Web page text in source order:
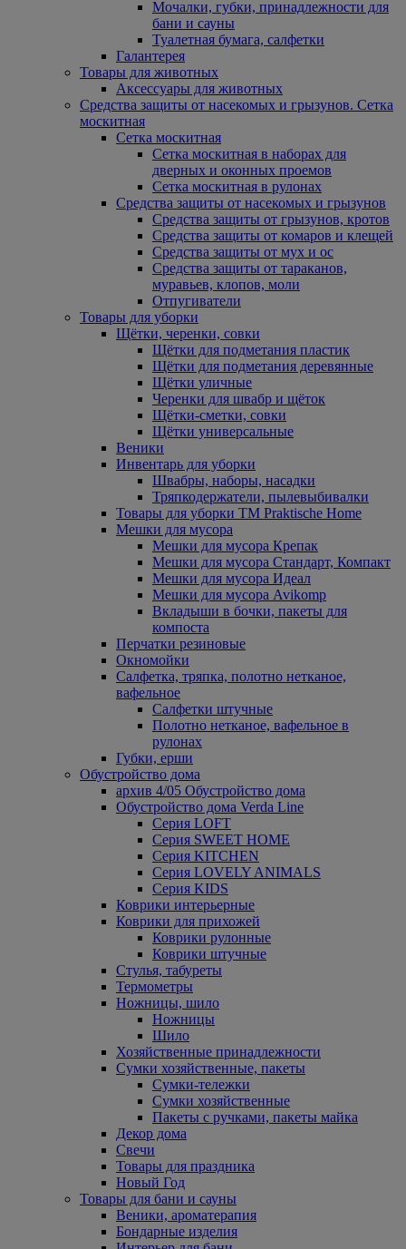
Мочалки, губки, принадлежности для
бани и сауны
Туалетная бумага, салфетки
Галантерея
Товары для животных
Аксессуары для животных
Средства защиты от насекомых и грызунов. Сетка
москитная
Сетка москитная
Сетка москитная в наборах для
дверных и оконных проемов
Сетка москитная в рулонах
Средства защиты от насекомых и грызунов
Средства защиты от грызунов, кротов
Средства защиты от комаров и клещей
Средства защиты от мух и ос
Средства защиты от тараканов,
муравьев, клопов, моли
Отпугиватели
Товары для уборки
Щётки, черенки, совки
Щётки для подметания пластик
Щётки для подметания деревянные
Щётки уличные
Черенки для швабр и щёток
Щётки-сметки, совки
Щётки универсальные
Веники
Инвентарь для уборки
Швабры, наборы, насадки
Тряпкодержатели, пылевыбивалки
Товары для уборки ТМ Praktische Home
Мешки для мусора
Мешки для мусора Крепак
Мешки для мусора Стандарт, Компакт
Мешки для мусора Идеал
Мешки для мусора Avikomp
Вкладыши в бочки, пакеты для
компоста
Перчатки резиновые
Окномойки
Салфетка, тряпка, полотно нетканое,
вафельное
Салфетки штучные
Полотно нетканое, вафельное в
рулонах
Губки, ерши
Обустройство дома
архив 4/05 Обустройство дома
Обустройство дома Verda Line
Серия LOFT
Серия SWEET HOME
Серия KITCHEN
Серия LOVELY ANIMALS
Серия KIDS
Коврики интерьерные
Коврики для прихожей
Коврики рулонные
Коврики штучные
Стулья, табуреты
Термометры
Ножницы, шило
Ножницы
Шило
Хозяйственные принадлежности
Сумки хозяйственные, пакеты
Сумки-тележки
Сумки хозяйственные
Пакеты с ручками, пакеты майка
Декор дома
Свечи
Товары для праздника
Новый Год
Товары для бани и сауны
Веники, ароматерапия
Бондарные изделия